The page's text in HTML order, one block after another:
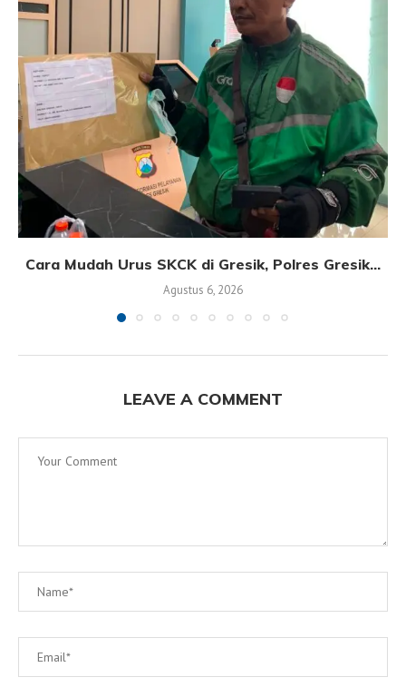
Cara Mudah Urus SKCK di Gresik, Polres Gresik...
Agustus 6, 2026
LEAVE A COMMENT